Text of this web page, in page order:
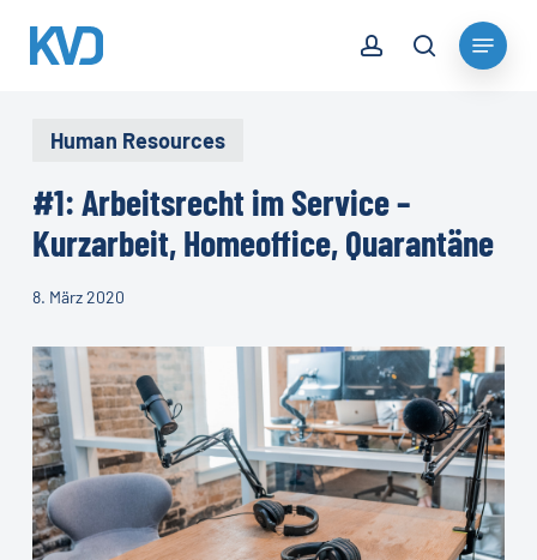
search
Menu
Human Resources
#1: Arbeitsrecht im Service –
Kurzarbeit, Homeoffice, Quarantäne
8. März 2020
Close